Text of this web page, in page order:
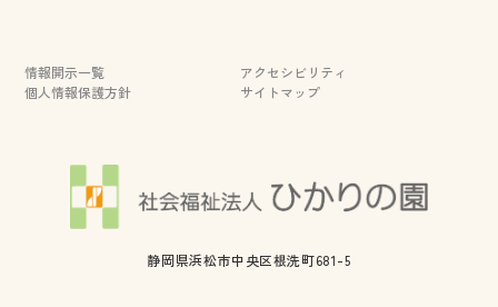
静岡県浜松市中央区根洗町681-5
情報開示一覧
アクセシビリティ
個人情報保護方針
サイトマップ